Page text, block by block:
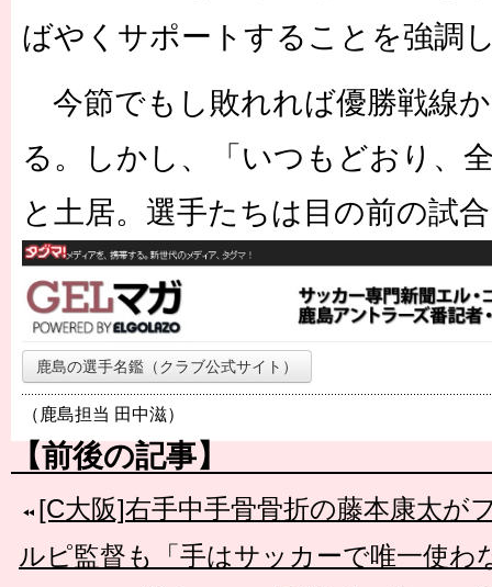
ばやくサポートすることを強調
今節でもし敗れれば優勝戦線
る。しかし、「いつもどおり、
と土居。選手たちは目の前の試
鹿島の選手名鑑（クラブ公式サイト）
（鹿島担当 田中滋）
【前後の記事】
[C大阪]右手中手骨骨折の藤本康太が
ルピ監督も「手はサッカーで唯一使わ